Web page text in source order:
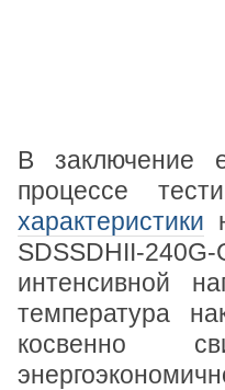
В заключение
процессе
характеристики
SDSSDHII-
интенсивной
температура
косвенно